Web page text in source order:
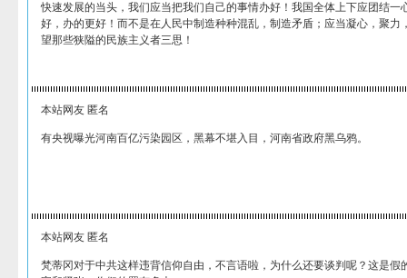
快速发展的当头，我们应当把我们自己的事情办好！我国全体上下应团结一
好，办的更好！而不是在人民中制造种种混乱，制造矛盾；应当凝心，聚力
望那些狭隘的民族主义者三思！
本站网友 匿名
有央视曝光河南百亿污染园区，黑幕不堪入目，河南省政府黑乌鸦。
本站网友 匿名
梵蒂冈对于中共这样违背信仰自由，不言语啦，为什么还要谈判呢？这是假